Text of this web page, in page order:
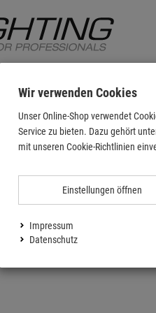
Tontechnik Instrumente &
Wir verwenden Cookies
Unser Online-Shop verwendet
Service zu bieten. Dazu gehört
mit unseren Cookie-Richtlinien
Einstellungen öffnen
Impressum
Datenschutz